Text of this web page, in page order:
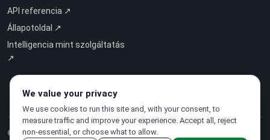
API referencia ↗
Állapotoldal ↗
Intelligencia mint szolgáltatás
↗
© 2026 CloudSigma Holding AG.Minden jog fenntartva
We value your privacy
We use cookies to run this site and, with your consent, to
measure traffic and improve your experience. Accept all, reject
non-essential, or choose what to allow.